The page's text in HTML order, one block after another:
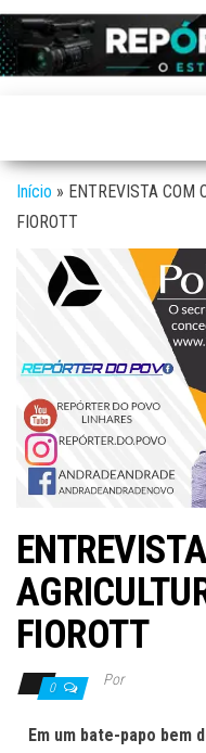
Skip
to
the
Início » ENTREVISTA COM
FIOROTT
FIOROTT
0 Por
Em um bate-papo bem